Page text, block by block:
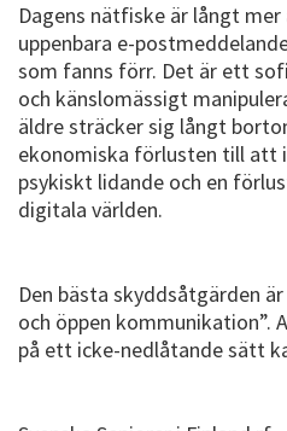
Dagens nätfiske är långt mer
uppenbara e-
som fanns förr. Det är ett
och känslomässigt
äldre sträcker sig långt
ekonomiska förlusten till att
psykiskt lidande och en
digitala världen.
Den bästa skyddsåtgärden
och öppen kommunikation”.
på ett icke-nedlåtande sätt